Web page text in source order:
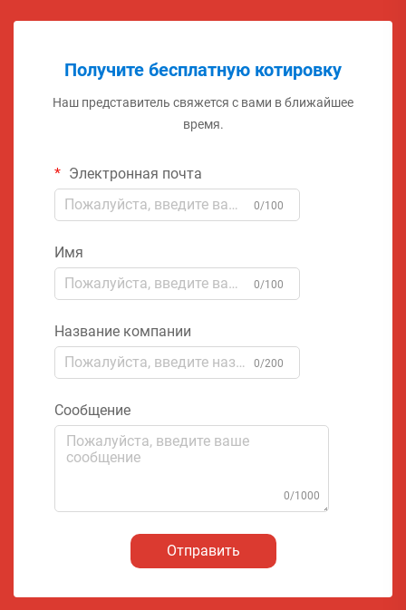
Получите бесплатную котировку
Наш представитель свяжется с вами в ближайшее
время.
Электронная почта
0/100
Имя
0/100
Название компании
0/200
Сообщение
0/1000
Отправить